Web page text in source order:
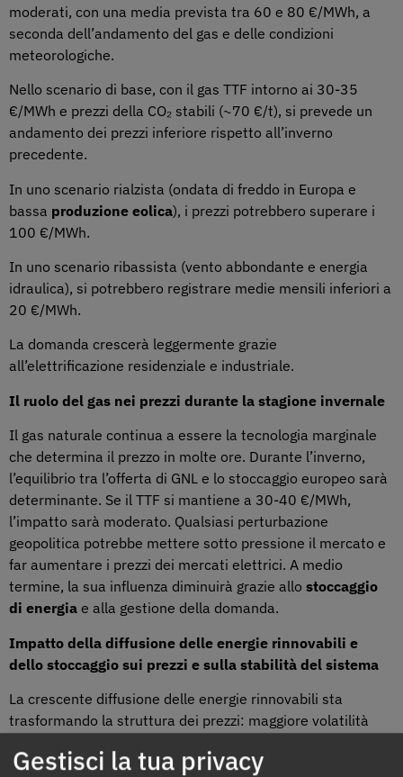
moderati, con una media prevista tra 60 e 80 €/MWh, a
seconda dell’andamento del gas e delle condizioni
meteorologiche.
Nello scenario di base, con il gas TTF intorno ai 30-35
€/MWh e prezzi della CO₂ stabili (~70 €/t), si prevede un
andamento dei prezzi inferiore rispetto all’inverno
precedente.
In uno scenario rialzista (ondata di freddo in Europa e
bassa produzione eolica), i prezzi potrebbero superare i
100 €/MWh.
In uno scenario ribassista (vento abbondante e energia
idraulica), si potrebbero registrare medie mensili inferiori a
20 €/MWh.
La domanda crescerà leggermente grazie
all’elettrificazione residenziale e industriale.
Il ruolo del gas nei prezzi durante la stagione invernale
Il gas naturale continua a essere la tecnologia marginale
che determina il prezzo in molte ore. Durante l’inverno,
l’equilibrio tra l’offerta di GNL e lo stoccaggio europeo sarà
determinante. Se il TTF si mantiene a 30-40 €/MWh,
l’impatto sarà moderato. Qualsiasi perturbazione
geopolitica potrebbe mettere sotto pressione il mercato e
far aumentare i prezzi dei mercati elettrici. A medio
termine, la sua influenza diminuirà grazie allo stoccaggio
di energia e alla gestione della domanda.
Impatto della diffusione delle energie rinnovabili e
dello stoccaggio sui prezzi e sulla stabilità del sistema
La crescente diffusione delle energie rinnovabili sta
trasformando la struttura dei prezzi: maggiore volatilità
rischi di sprechi energetici. Lo sviluppo dello stoccaggio in
Gestisci la tua privacy